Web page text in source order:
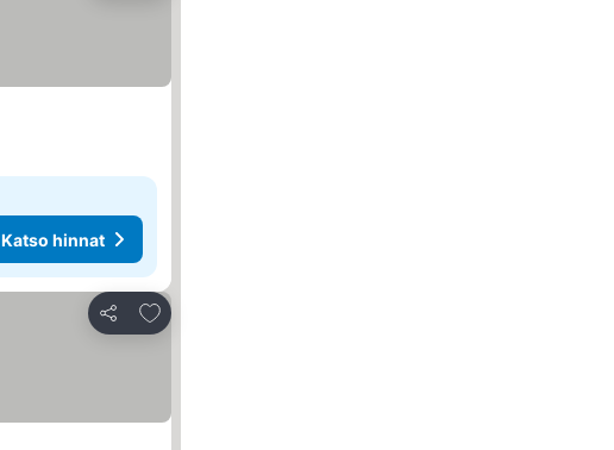
Katso hinnat
Jaa
Lisää suosikkeihin